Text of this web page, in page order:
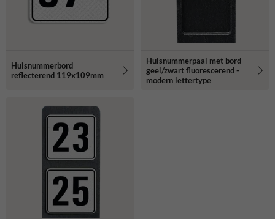
Huisnummerbord
reflecterend 119x109mm
Huisnummerpaal met bord
geel/zwart fluorescerend -
modern lettertype